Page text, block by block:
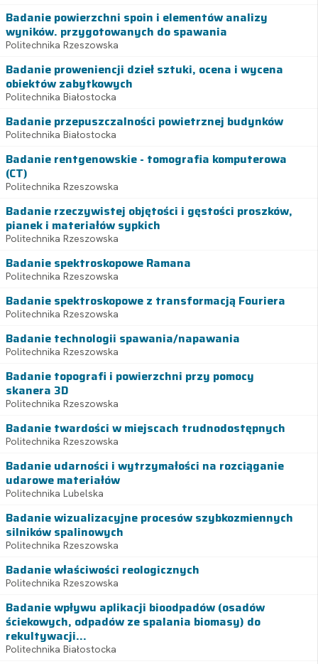
Badanie powierzchni spoin i elementów analizy
wyników. przygotowanych do spawania
Politechnika Rzeszowska
Badanie proweniencji dzieł sztuki, ocena i wycena
obiektów zabytkowych
Politechnika Białostocka
Badanie przepuszczalności powietrznej budynków
Politechnika Białostocka
Badanie rentgenowskie - tomografia komputerowa
(CT)
Politechnika Rzeszowska
Badanie rzeczywistej objętości i gęstości proszków,
pianek i materiałów sypkich
Politechnika Rzeszowska
Badanie spektroskopowe Ramana
Politechnika Rzeszowska
Badanie spektroskopowe z transformacją Fouriera
Politechnika Rzeszowska
Badanie technologii spawania/napawania
Politechnika Rzeszowska
Badanie topografi i powierzchni przy pomocy
skanera 3D
Politechnika Rzeszowska
Badanie twardości w miejscach trudnodostępnych
Politechnika Rzeszowska
Badanie udarności i wytrzymałości na rozciąganie
udarowe materiałów
Politechnika Lubelska
Badanie wizualizacyjne procesów szybkozmiennych
silników spalinowych
Politechnika Rzeszowska
Badanie właściwości reologicznych
Politechnika Rzeszowska
Badanie wpływu aplikacji bioodpadów (osadów
ściekowych, odpadów ze spalania biomasy) do
rekultywacji...
Politechnika Białostocka